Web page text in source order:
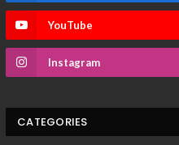
YouTube
Instagram
CATEGORIES